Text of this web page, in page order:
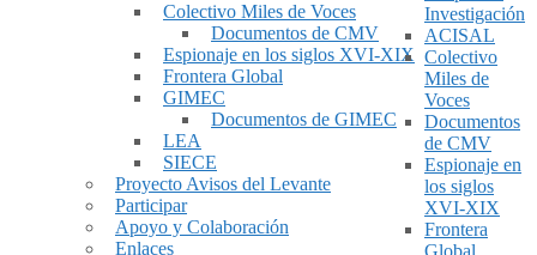
Colectivo Miles de Voces
Documentos de CMV
Espionaje en los siglos XVI-XIX
Frontera Global
GIMEC
Documentos de GIMEC
LEA
SIECE
Proyecto Avisos del Levante
Participar
Apoyo y Colaboración
Enlaces
Investigación
ACISAL
Colectivo
Miles de
Voces
Documentos
de CMV
Espionaje en
los siglos
XVI-XIX
Frontera
Global